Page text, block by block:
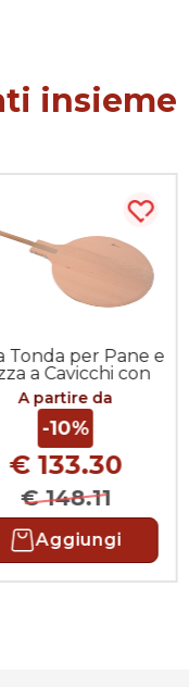
insieme
tardi
Tonda per Pane e
a Cavicchi con
Manico da 200cm
A partire da
-10%
€ 133.30
€ 148.11
Aggiungi